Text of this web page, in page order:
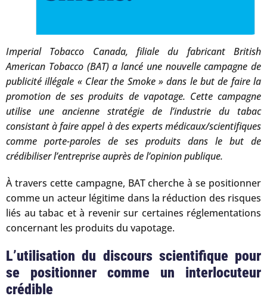
Imperial Tobacco Canada, filiale du fabricant British
American Tobacco (BAT) a lancé une nouvelle campagne de
publicité illégale « Clear the Smoke » dans le but de faire la
promotion de ses produits de vapotage. Cette campagne
utilise une ancienne stratégie de l’industrie du tabac
consistant à faire appel à des experts médicaux/scientifiques
comme porte-paroles de ses produits dans le but de
crédibiliser l’entreprise auprès de l’opinion publique.
À travers cette campagne, BAT cherche à se positionner
comme un acteur légitime dans la réduction des risques
liés au tabac et à revenir sur certaines réglementations
concernant les produits du vapotage.
L’utilisation du discours scientifique pour
se positionner comme un interlocuteur
crédible